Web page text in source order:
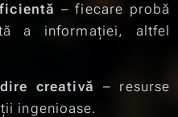
– fiecare probă
a informației, altfel
creativă – resurse
ingenioase.